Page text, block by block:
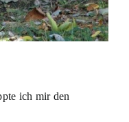
ich mir den